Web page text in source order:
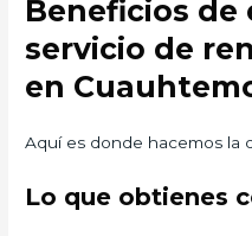
Beneficios
servicio de
en
Aquí es donde hacemos la
Lo que obtienes